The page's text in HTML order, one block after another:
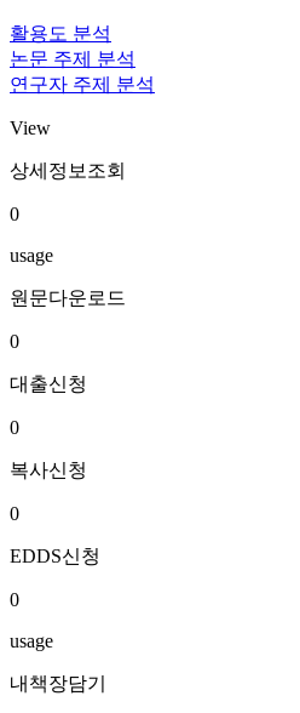
활용도 분석
논문 주제 분석
연구자 주제 분석
View
상세정보조회
0
usage
원문다운로드
0
대출신청
0
복사신청
0
EDDS신청
0
usage
내책장담기